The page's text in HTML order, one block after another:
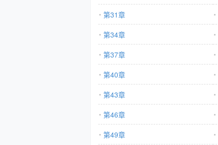
第31章
第34章
第37章
第40章
第43章
第46章
第49章